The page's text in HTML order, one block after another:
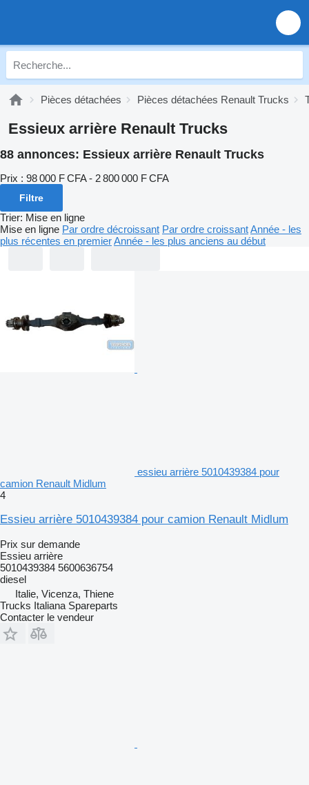
Pièces détachées Pièces détachées Renault Trucks
Essieux arrière Renault Trucks
88 annonces: Essieux arrière Renault Trucks
Prix : 98 000 F CFA - 2 800 000 F CFA
Filtre
Trier: Mise en ligne
Mise en ligne Par ordre décroissant Par ordre croissantAnnée - les
plus récentes en premierAnnée - les plus anciens au début
essieu arrière 5010439384 pour
camion Renault Midlum
4
Essieu arrière 5010439384 pour camion Renault Midlum
Prix sur demande
Essieu arrière
5010439384 5600636754
diesel
Italie, Vicenza, Thiene
Trucks Italiana Spareparts
Contacter le vendeur